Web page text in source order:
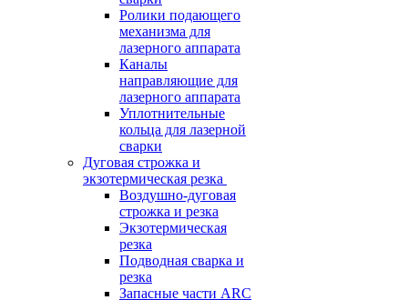
Ролики подающего
механизма для
лазерного аппарата
Каналы
направляющие для
лазерного аппарата
Уплотнительные
кольца для лазерной
сварки
Дуговая строжка и
экзотермическая резка
Воздушно-дуговая
строжка и резка
Экзотермическая
резка
Подводная сварка и
резка
Запасные части ARC